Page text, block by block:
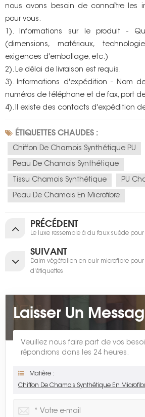
nous avons besoin de connaître les
pour vous.
1). Informations sur le produit -
(dimensions, matériaux,
exigences d'emballage, etc.)
2). Le délai de livraison est requis.
3). Informations d'expédition - Nom
numéros de téléphone et de fax, port
4). Il existe des contacts d'expédition
ÉTIQUETTES CHAUDES :
Chiffon De Chamois Synthétique PU
Peau De Chamois Synthétique
Tissu Chamois Synthétique PU
Peau De Chamois En Microfibre
PRÉCÉDENT
Le luxe ressemble à du faux suède
SUIVANT
Daim végétalien en cuir microfibre
d'étiquettes
Laisser Un
Veuillez nous faire part de vos
répondrons dans les 24 heures.
Matière :
Chiffon De Chamois Synthétique En